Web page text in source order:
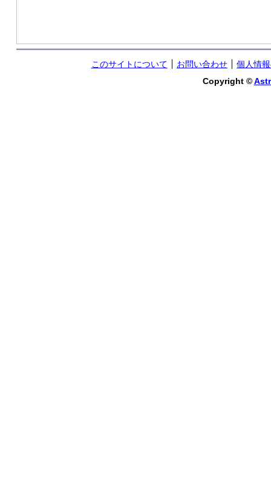
このサイトについて お問い合わせ
個人情
Copyright ©